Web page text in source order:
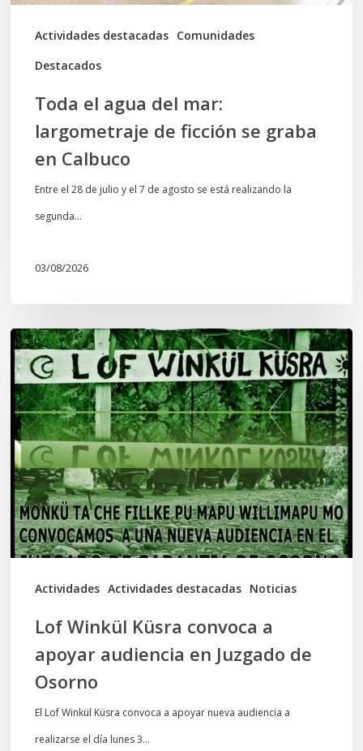
Actividades destacadas Comunidades
Destacados
graba
Toda el agua del mar:
largometraje de ficción se graba
en Calbuco
Entre el 28 de julio y el 7 de agosto se está realizando la
segunda…
03/08/2026
Actividades Actividades destacadas Noticias
Lof
Winkül
Küsra
convoca
a
apoyar
audiencia
en
Juzgado
Lof Winkül Küsra convoca a
apoyar audiencia en Juzgado de
Osorno
El Lof Winkül Küsra convoca a apoyar nueva audiencia a
realizarse el día lunes 3…